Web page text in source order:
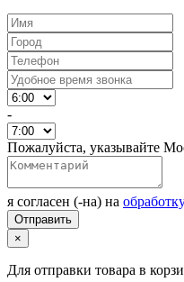
-
Пожалуйста, указывайте
я согласен (-на) на
×
Для отправки товара в